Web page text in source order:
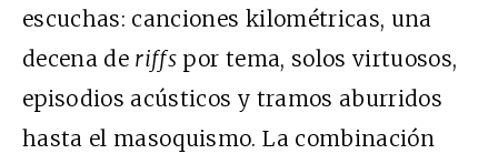
escuchas: canciones kilométricas, una
decena de riffs por tema, solos virtuosos,
episodios acústicos y tramos aburridos
hasta el masoquismo. La combinación